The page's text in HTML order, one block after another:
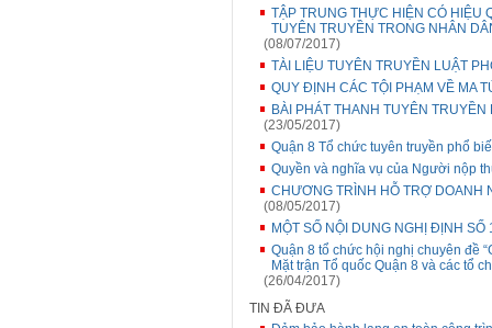
TẬP TRUNG THỰC HIỆN CÓ HIỆU
TUYÊN TRUYỀN TRONG NHÂN
(08/07/2017)
TÀI LIỆU TUYÊN TRUYỀN LUẬT
QUY ĐỊNH CÁC TỘI PHẠM VỀ MA
BÀI PHÁT THANH TUYÊN
(23/05/2017)
Quận 8 Tổ chức tuyên truyền phổ
Quyền và nghĩa vụ của Người nộp
CHƯƠNG TRÌNH HỖ TRỢ DOANH
(08/05/2017)
MỘT SỐ NỘI DUNG NGHỊ ĐỊNH
Quận 8 tổ chức hội nghị chuyên đề
Mặt trận Tổ quốc Quận 8 và các tổ
(26/04/2017)
TIN ĐÃ ĐƯA